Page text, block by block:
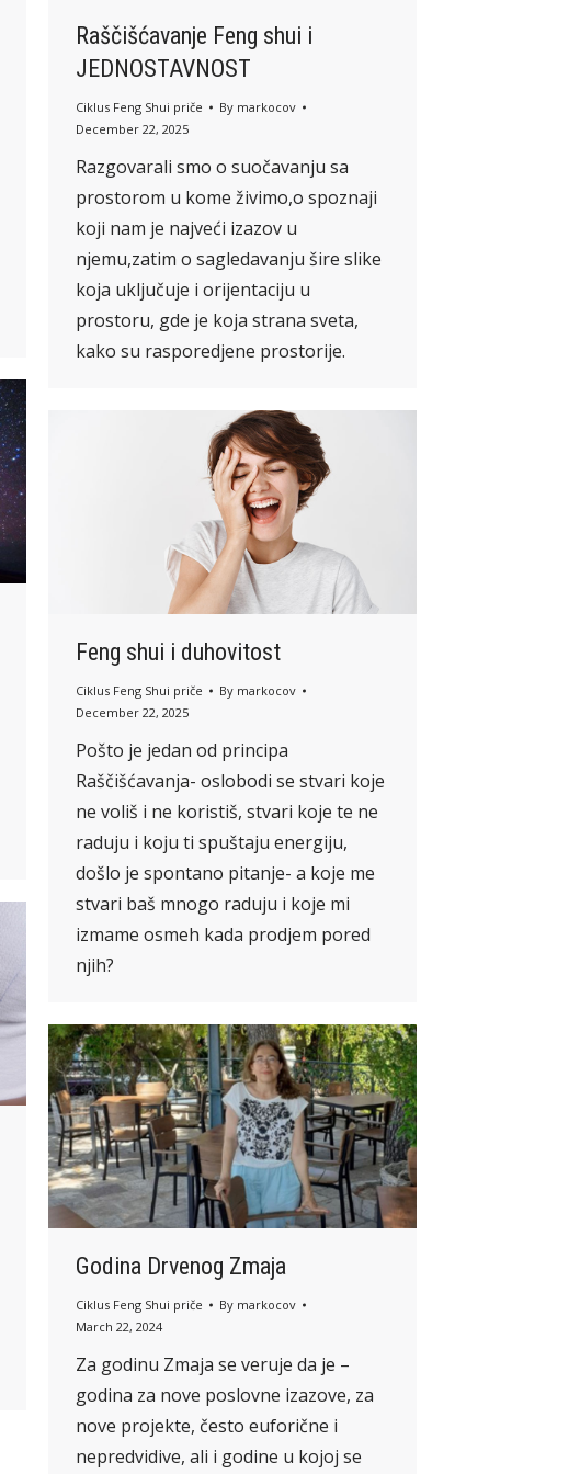
Raščišćavanje Feng shui i
JEDNOSTAVNOST
Ciklus Feng Shui priče By markocov
December 22, 2025
Razgovarali smo o suočavanju sa
prostorom u kome živimo,o spoznaji
koji nam je najveći izazov u
njemu,zatim o sagledavanju šire slike
koja uključuje i orijentaciju u
prostoru, gde je koja strana sveta,
kako su rasporedjene prostorije.
Feng shui i duhovitost
Ciklus Feng Shui priče By markocov
December 22, 2025
Pošto je jedan od principa
Raščišćavanja- oslobodi se stvari koje
ne voliš i ne koristiš, stvari koje te ne
raduju i koju ti spuštaju energiju,
došlo je spontano pitanje- a koje me
stvari baš mnogo raduju i koje mi
izmame osmeh kada prodjem pored
njih?
Godina Drvenog Zmaja
Ciklus Feng Shui priče By markocov
March 22, 2024
Za godinu Zmaja se veruje da je –
godina za nove poslovne izazove, za
nove projekte, često euforične i
nepredvidive, ali i godine u kojoj se